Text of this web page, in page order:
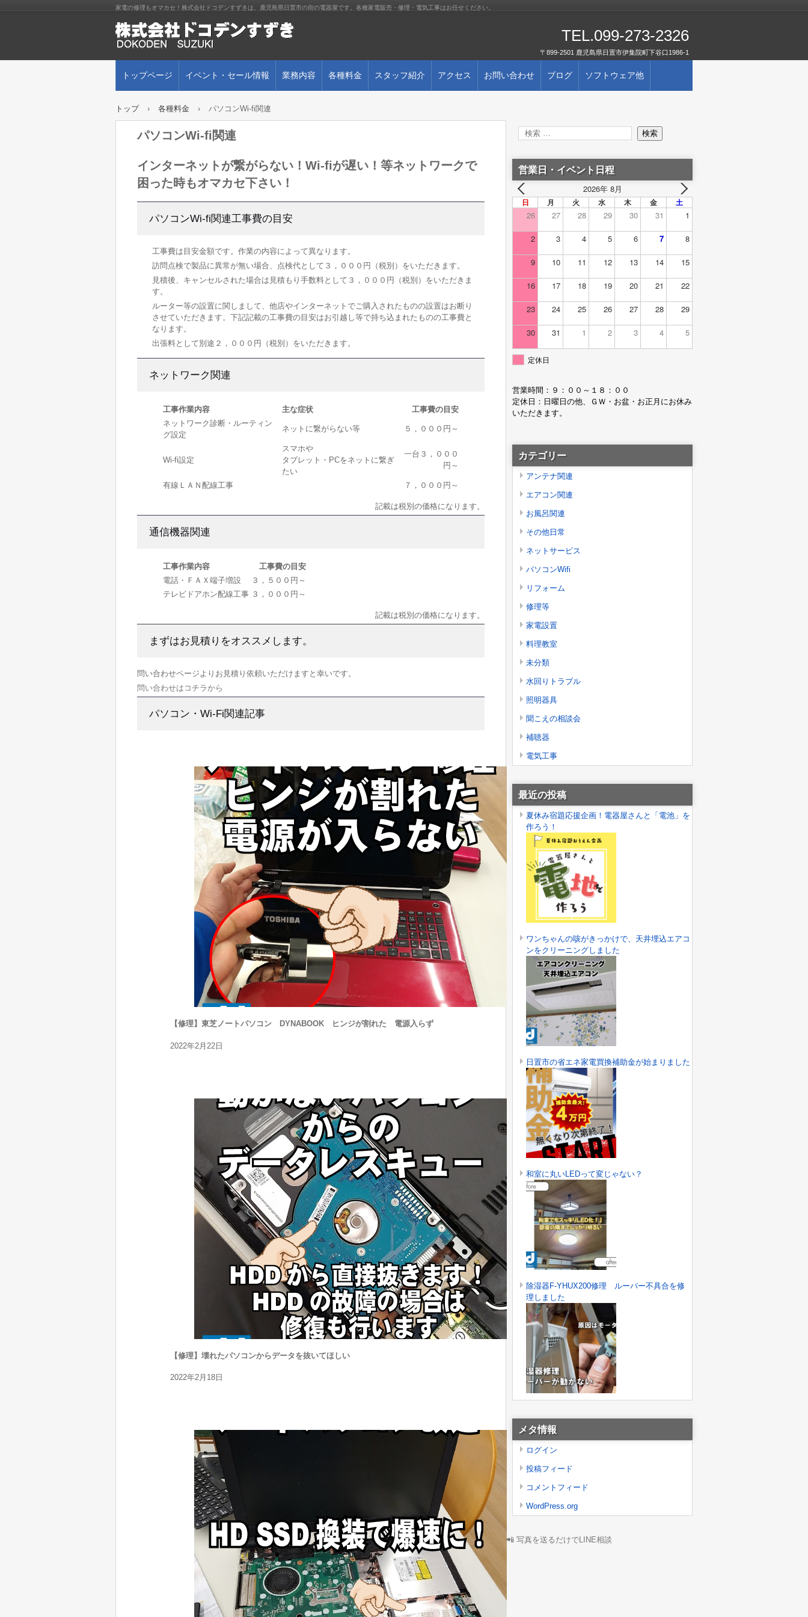
家電の修理もオマカセ！株式会社ドコデンすずきは、鹿児島県日置市の街の電器屋です。各種家電販売・修理・電気工事はお任せください。
TEL.099-273-2326
〒899-2501 鹿児島県日置市伊集院町下谷口1986-1
トップページ イベント・セール情報 業務内容 各種料金 スタッフ紹介 アクセス お問い合わせ ブログ ソフトウェア他
トップ › 各種料金 › パソコンWi-fi関連
パソコンWi-fi関連
インターネットが繋がらない！Wi-fiが遅い！等ネットワークで
困った時もオマカセ下さい！
パソコンWi-fi関連工事費の目安
工事費は目安金額です。作業の内容によって異なります。
訪問点検で製品に異常が無い場合、点検代として３，０００円（税別）をいただきます。
見積後、キャンセルされた場合は見積もり手数料として３，０００円（税別）をいただきま
す。
ルーター等の設置に関しまして、他店やインターネットでご購入されたものの設置はお断り
させていただきます。下記記載の工事費の目安はお引越し等で持ち込まれたものの工事費と
なります。
出張料として別途２，０００円（税別）をいただきます。
ネットワーク関連
工事作業内容 主な症状
工事費の目安
ネットワーク診断・ルーティン
グ設定
ネットに繋がらない等 ５，０００円～
Wi-fi設定
スマホや
タブレット・PCをネットに繋ぎ
たい
一台３，０００
円～
有線ＬＡＮ配線工事 ７，０００円～
記載は税別の価格になります。
通信機器関連
工事作業内容
工事費の目安
電話・ＦＡＸ端子増設
３，５００円～
テレビドアホン配線工事 ３，０００円～
記載は税別の価格になります。
まずはお見積りをオススメします。
問い合わせページよりお見積り依頼いただけますと幸いです。
問い合わせはコチラから
パソコン・Wi-Fi関連記事
【修理】東芝ノートパソコン DYNABOOK ヒンジが割れた 電源入らず
2022年2月22日
【修理】壊れたパソコンからデータを抜いてほしい
2022年2月18日
営業日・イベント日程
2026年 8月
日 月 火 水 木 金 土
26 27 28 29 30 31 1
2 3 4 5 6 7 8
9 10 11 12 13 14 15
16 17 18 19 20 21 22
23 24 25 26 27 28 29
30 31 1 2 3 4 5
定休日
営業時間：９：００～１８：００
定休日：日曜日の他、ＧＷ・お盆・お正月にお休み
いただきます。
カテゴリー
アンテナ関連
エアコン関連
お風呂関連
その他日常
ネットサービス
パソコンWifi
リフォーム
修理等
家電設置
料理教室
未分類
水回りトラブル
照明器具
聞こえの相談会
補聴器
電気工事
最近の投稿
夏休み宿題応援企画！電器屋さんと「電池」を
作ろう！
ワンちゃんの咳がきっかけで、天井埋込エアコ
ンをクリーニングしました
日置市の省エネ家電買換補助金が始まりました
和室に丸いLEDって変じゃない？
除湿器F-YHUX200修理 ルーバー不具合を修
理しました
メタ情報
ログイン
投稿フィード
コメントフィード
WordPress.org
📲 写真を送るだけでLINE相談